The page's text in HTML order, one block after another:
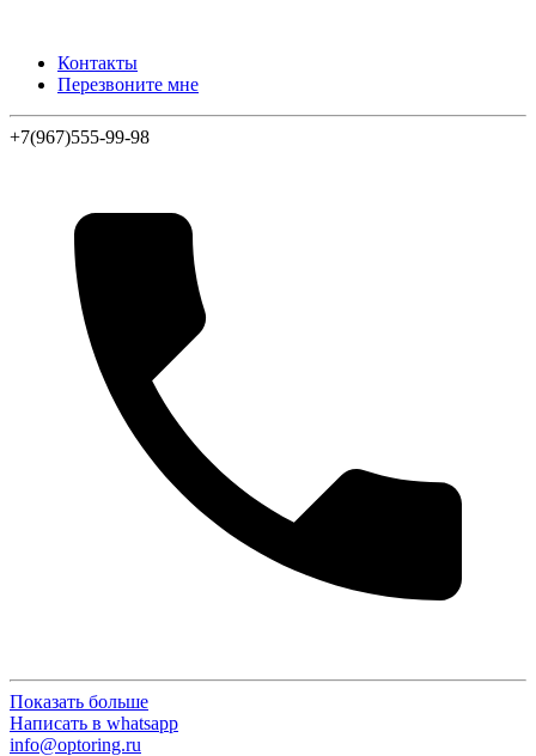
Контакты
Перезвоните мне
+7(967)555-99-98
Показать больше
Написать в whatsapp
info@optoring.ru